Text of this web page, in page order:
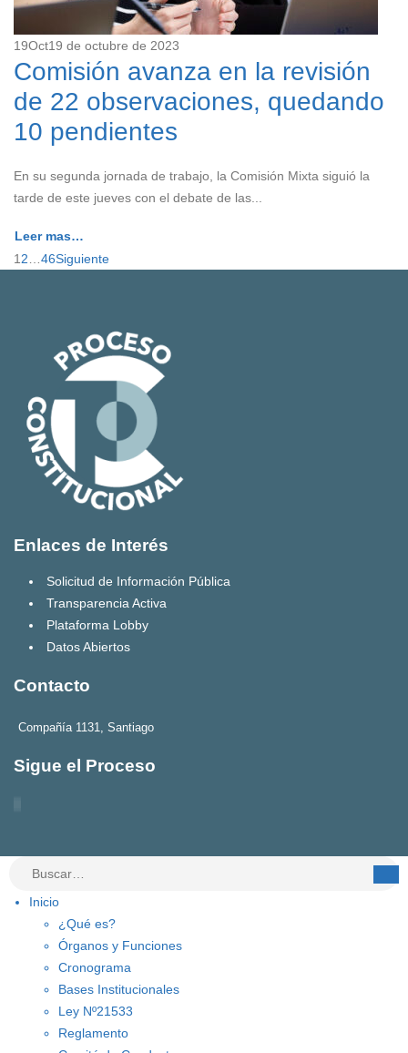
19Oct19 de octubre de 2023
Comisión avanza en la revisión
de 22 observaciones, quedando
10 pendientes
En su segunda jornada de trabajo, la Comisión Mixta siguió la
tarde de este jueves con el debate de las...
Leer mas…
1 2 46Siguiente
Enlaces de Interés
Solicitud de Información Pública
Transparencia Activa
Plataforma Lobby
Datos Abiertos
Contacto
Compañía 1131, Santiago
Sigue el Proceso
Inicio
¿Qué es?
Órganos y Funciones
Cronograma
Bases Institucionales
Ley Nº21533
Reglamento